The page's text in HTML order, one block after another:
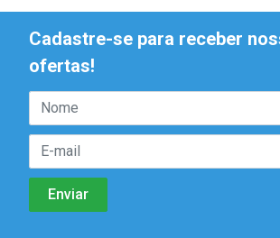
Cadastre-se para receber
ofertas!